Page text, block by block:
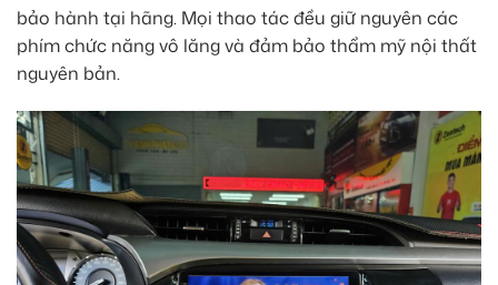
bảo hành tại hãng. Mọi thao tác đều giữ nguyên các
phím chức năng vô lăng và đảm bảo thẩm mỹ nội thất
nguyên bản.